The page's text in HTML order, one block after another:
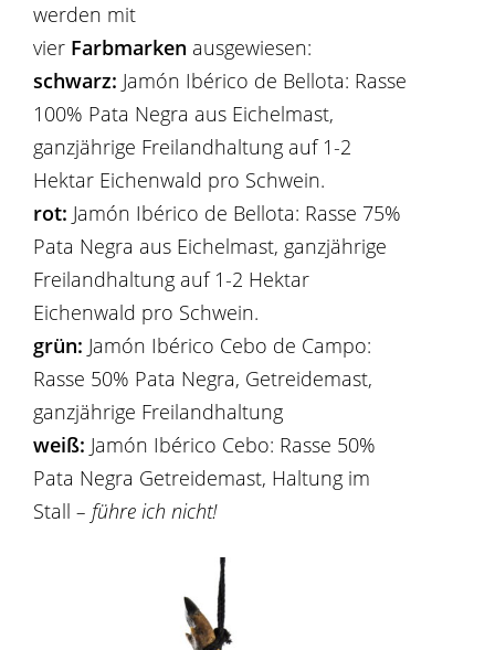
werden mit
vier Farbmarken ausgewiesen:
schwarz: Jamón Ibérico de Bellota: Rasse
100% Pata Negra aus Eichelmast,
ganzjährige Freilandhaltung auf 1-2
Hektar Eichenwald pro Schwein.
rot: Jamón Ibérico de Bellota: Rasse 75%
Pata Negra aus Eichelmast, ganzjährige
Freilandhaltung auf 1-2 Hektar
Eichenwald pro Schwein.
grün: Jamón Ibérico Cebo de Campo:
Rasse 50% Pata Negra, Getreidemast,
ganzjährige Freilandhaltung
weiß: Jamón Ibérico Cebo: Rasse 50%
Pata Negra Getreidemast, Haltung im
Stall – führe ich nicht!